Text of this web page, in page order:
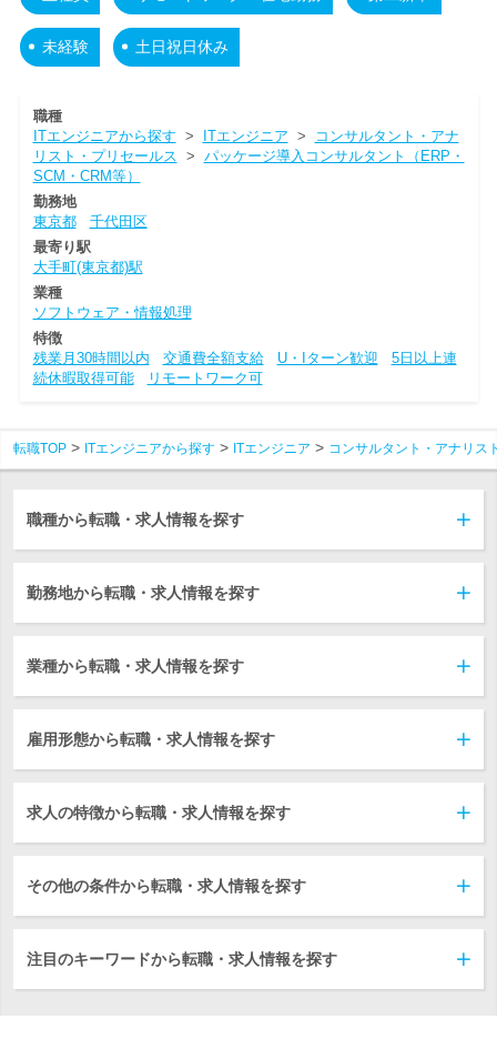
未経験 土日祝日休み
職種
ITエンジニアから探す > ITエンジニア >
コンサルタント・アナ
リスト・プリセールス > パッケージ導入コンサルタント（ERP・
SCM・CRM等）
勤務地
東京都
千代田区
最寄り駅
大手町(東京都)駅
業種
ソフトウェア・情報処理
特徴
残業月30時間以内
交通費全額支給 U・Iターン歓迎
5日以上連
続休暇取得可能
リモートワーク可
転職TOP ITエンジニアから探す ITエンジニア コンサルタント・アナリス
職種から転職・求人情報を探す
勤務地から転職・求人情報を探す
業種から転職・求人情報を探す
雇用形態から転職・求人情報を探す
求人の特徴から転職・求人情報を探す
その他の条件から転職・求人情報を探す
注目のキーワードから転職・求人情報を探す